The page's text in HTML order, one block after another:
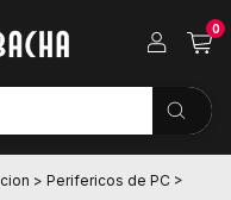
0
> Perifericos de PC >